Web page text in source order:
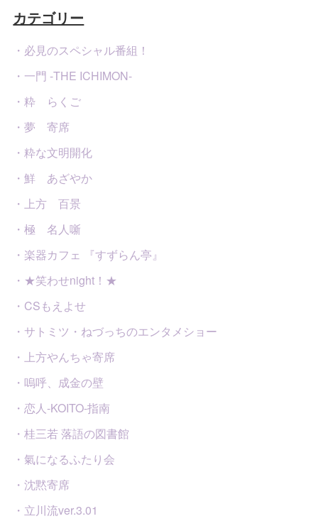
カテゴリー
・必見のスペシャル番組！
・一門 -THE ICHIMON-
・粋 らくご
・夢 寄席
・粋な文明開化
・鮮 あざやか
・上方 百景
・極 名人噺
・楽器カフェ 『すずらん亭』
・★笑わせnight！★
・CSもえよせ
・サトミツ・ねづっちのエンタメショー
・上方やんちゃ寄席
・嗚呼、成金の壁
・恋人-KOITO-指南
・桂三若 落語の図書館
・氣になるふたり会
・沈黙寄席
・立川流ver.3.01